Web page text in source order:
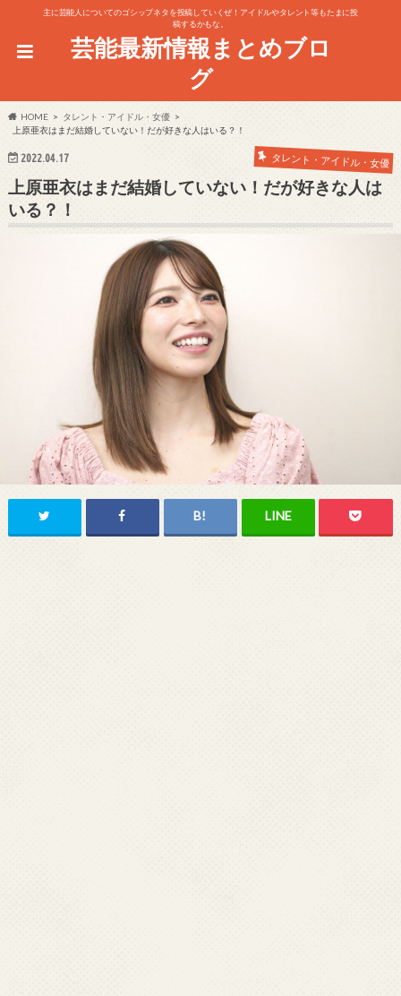
主に芸能人についてのゴシップネタを投稿していくぜ！アイドルやタレント等もたまに投
稿するかもな。
芸能最新情報まとめブロ
グ
HOME
タレント・アイドル・女優
上原亜衣はまだ結婚していない！だが好きな人はいる？！
2022.04.17 タレント・アイドル・女優
上原亜衣はまだ結婚していない！だが好きな人は
いる？！